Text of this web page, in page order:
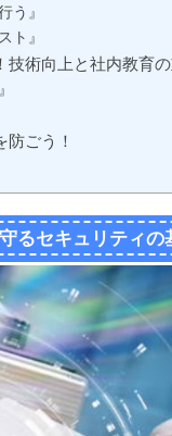
う』
ト』
術向上と社内教育
ごう！
るセキュリティの